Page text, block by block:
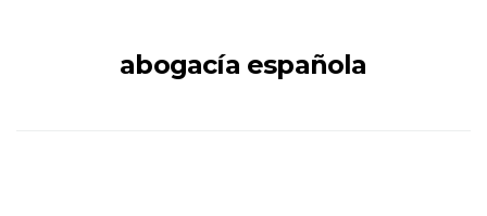
abogacía española